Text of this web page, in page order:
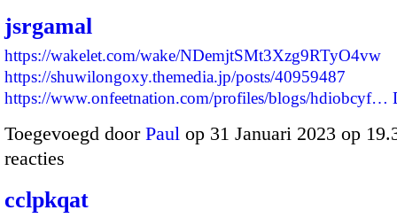
jsrgamal
https://wakelet.com/wake/NDemjtSMt3Xzg9RTyO4vw
https://shuwilongoxy.themedia.jp/posts/40959487
https://www.onfeetnation.com/profiles/blogs/hdiobcyf…
Toegevoegd door Paul op 31 Januari 2023 op
reacties
cclpkqat